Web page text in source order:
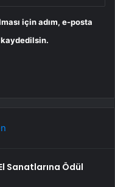
için adım, e-posta
kaydedilsin.
Sanatlarına Ödül